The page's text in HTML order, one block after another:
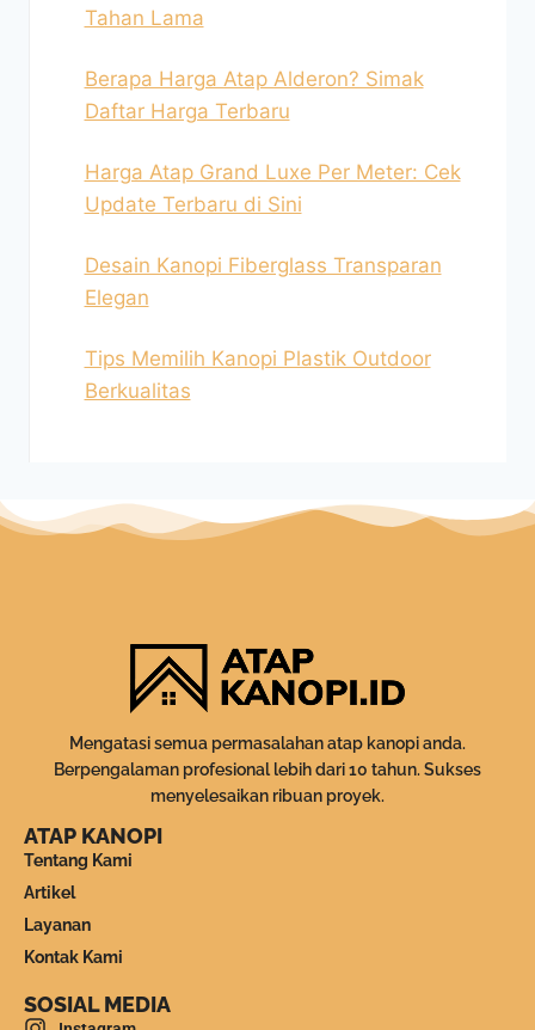
Tahan Lama
Berapa Harga Atap Alderon? Simak
Daftar Harga Terbaru
Harga Atap Grand Luxe Per Meter: Cek
Update Terbaru di Sini
Desain Kanopi Fiberglass Transparan
Elegan
Tips Memilih Kanopi Plastik Outdoor
Berkualitas
Mengatasi semua permasalahan atap kanopi anda.
Berpengalaman profesional lebih dari 10 tahun. Sukses
menyelesaikan ribuan proyek.
ATAP KANOPI
Tentang Kami
Artikel
Layanan
Kontak Kami
SOSIAL MEDIA